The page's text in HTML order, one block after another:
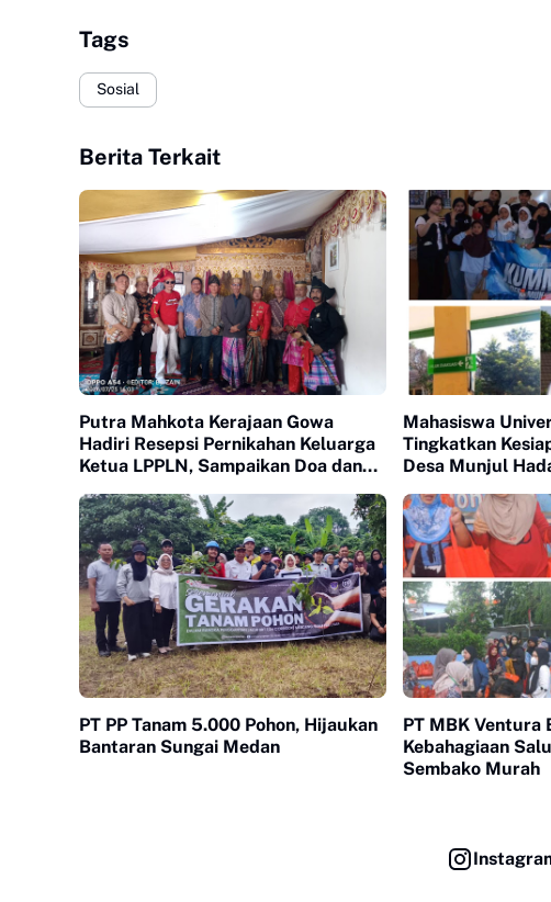
Tags
Sosial
Berita Terkait
Putra Mahkota Kerajaan Gowa
Hadiri Resepsi Pernikahan Keluarga
Ketua LPPLN, Sampaikan Doa dan
Mahasiswa
Tingkatkan
Desa Munjul
PT PP Tanam 5.000 Pohon, Hijaukan
Bantaran Sungai Medan
PT MBK Ventura
Kebahagiaan
Sembako Murah